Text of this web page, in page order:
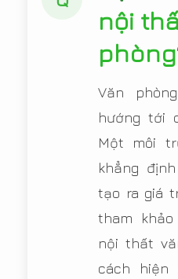
nội
phòng
Văn
hướng tới
Một môi
khẳng
tạo ra giá
tham
nội thất
cách hiện